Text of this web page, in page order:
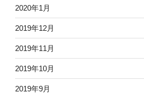
2020年1月
2019年12月
2019年11月
2019年10月
2019年9月